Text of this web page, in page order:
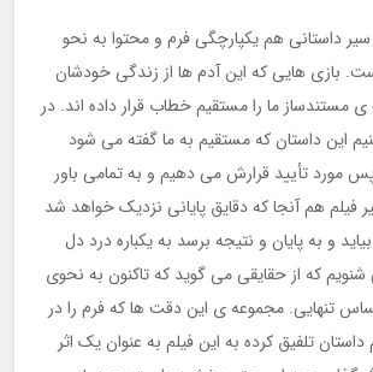
داستانی هم یکپارچگی فرم و محتوا به نحو
بازی هایی که این آدم ها از زندگی خودشان
مستندساز ما را مستقیم خطاب قرار داده اند. در
این داستان که مستقیم به ما گفته می شود
تأیید قرارش می دهیم و به تمامی باور
هم آنجا که دقایق پایانی نزدیک خواهد شد
و به پایان و نتیجه برسد به یکباره درد دل
که از حقایقی می گوید که تاکنون به نحوی
تنهایی. مجموعه ی این دقت ها که فرم را در
تلفیق کرده به این فیلم به عنوان یک اثر